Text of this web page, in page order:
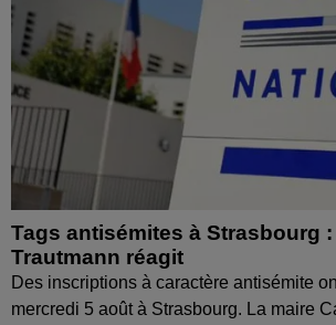
Tags antisémites à Strasbourg
Trautmann réagit
Des inscriptions à caractère antisémite
mercredi 5 août à Strasbourg. La maire